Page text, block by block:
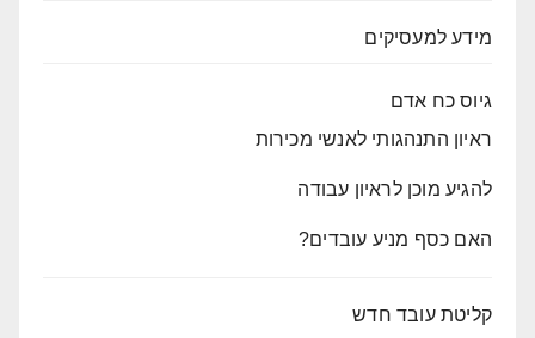
מידע למעסיקים
גיוס כח אדם
ראיון התנהגותי לאנשי מכירות
להגיע מוכן לראיון עבודה
האם כסף מניע עובדים?
קליטת עובד חדש